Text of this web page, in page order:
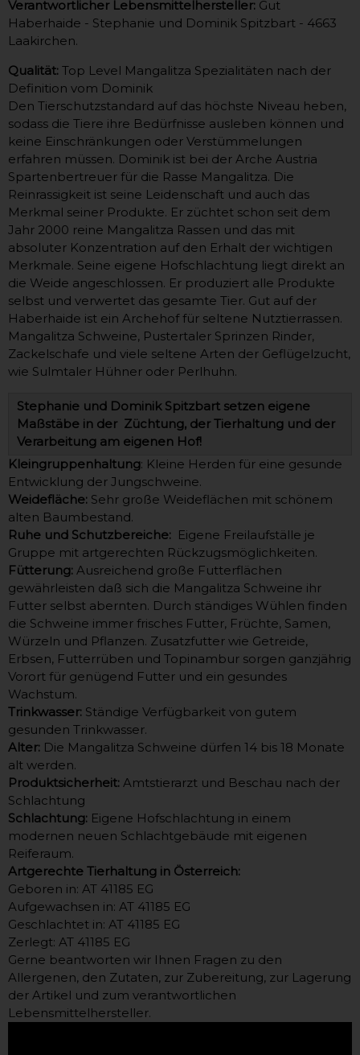
Verantwortlicher Lebensmittelhersteller: Gut
Haberhaide - Stephanie und Dominik Spitzbart - 4663
Laakirchen.
Qualität: Top Level Mangalitza Spezialitäten nach der
Definition vom Dominik
Den Tierschutzstandard auf das höchste Niveau heben,
sodass die Tiere ihre Bedürfnisse ausleben können und
keine Einschränkungen oder Verstümmelungen
erfahren müssen. Dominik ist bei der Arche Austria
Spartenbertreuer für die Rasse Mangalitza. Die
Reinrassigkeit ist seine Leidenschaft und auch das
Merkmal seiner Produkte. Er züchtet schon seit dem
Jahr 2000 reine Mangalitza Rassen und das mit
absoluter Konzentration auf den Erhalt der wichtigen
Merkmale. Seine eigene Hofschlachtung liegt direkt an
die Weide angeschlossen. Er produziert alle Produkte
selbst und verwertet das gesamte Tier. Gut auf der
Haberhaide ist ein Archehof für seltene Nutztierrassen.
Mangalitza Schweine, Pustertaler Sprinzen Rinder,
Zackelschafe und viele seltene Arten der Geflügelzucht,
wie Sulmtaler Hühner oder Perlhuhn.
Stephanie und Dominik Spitzbart setzen eigene
Maßstäbe in der Züchtung, der Tierhaltung und der
Verarbeitung am eigenen Hof!
Kleingruppenhaltung: Kleine Herden für eine gesunde
Entwicklung der Jungschweine.
Weidefläche: Sehr große Weideflächen mit schönem
alten Baumbestand.
Ruhe und Schutzbereiche: Eigene Freilaufställe je
Gruppe mit artgerechten Rückzugsmöglichkeiten.
Fütterung: Ausreichend große Futterflächen
gewährleisten daß sich die Mangalitza Schweine ihr
Futter selbst abernten. Durch ständiges Wühlen finden
die Schweine immer frisches Futter, Früchte, Samen,
Würzeln und Pflanzen. Zusatzfutter wie Getreide,
Erbsen, Futterrüben und Topinambur sorgen ganzjährig
Vorort für genügend Futter und ein gesundes
Wachstum.
Trinkwasser: Ständige Verfügbarkeit von gutem
gesunden Trinkwasser.
Alter: Die Mangalitza Schweine dürfen 14 bis 18 Monate
alt werden.
Produktsicherheit: Amtstierarzt und Beschau nach der
Schlachtung
Schlachtung: Eigene Hofschlachtung in einem
modernen neuen Schlachtgebäude mit eigenen
Reiferaum.
Artgerechte Tierhaltung in Österreich:
Geboren in: AT 41185 EG
Aufgewachsen in: AT 41185 EG
Geschlachtet in: AT 41185 EG
Zerlegt: AT 41185 EG
Gerne beantworten wir Ihnen Fragen zu den
Allergenen, den Zutaten, zur Zubereitung, zur Lagerung
der Artikel und zum verantwortlichen
Lebensmittelhersteller.